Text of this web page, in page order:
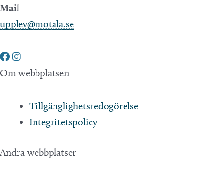
Mail
upplev@motala.se
Om webbplatsen
Tillgänglighetsredogörelse
Integritetspolicy
Andra webbplatser